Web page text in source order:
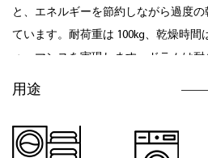
と、エネルギーを節約しながら過度
ています。耐荷重は 100kg、乾燥時間
ォーマンスを実現します。ドラムは
鋼で作られており、1 メートルのドア
ており、蒸気、電気、ガスの加熱オプ
ての電気部品は輸入ブランドのもので
用途